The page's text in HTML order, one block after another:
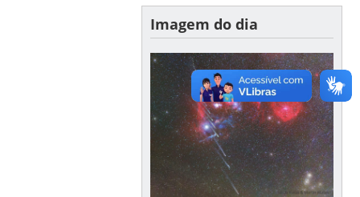
Imagem do dia